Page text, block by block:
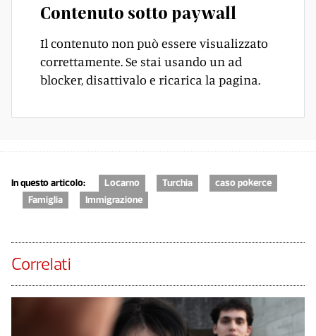
Contenuto sotto paywall
Il contenuto non può essere visualizzato
correttamente. Se stai usando un ad
blocker, disattivalo e ricarica la pagina.
In questo articolo: Locarno Turchia
caso pokerce
Famiglia
Immigrazione
Correlati